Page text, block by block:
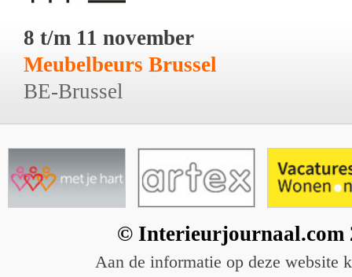
8 t/m 11 november
Meubelbeurs Brussel
BE-Brussel
© Interieurjournaal.com
Aan de informatie op deze website